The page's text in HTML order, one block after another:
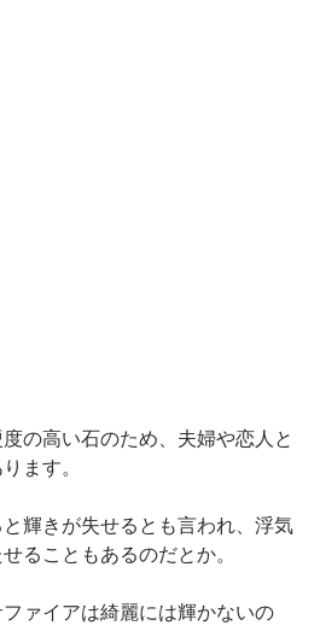
の高い石のため、夫婦や恋人と
ます。
輝きが失せるとも言われ、浮気
ることもあるのだとか。
ァイアは綺麗には輝かないの